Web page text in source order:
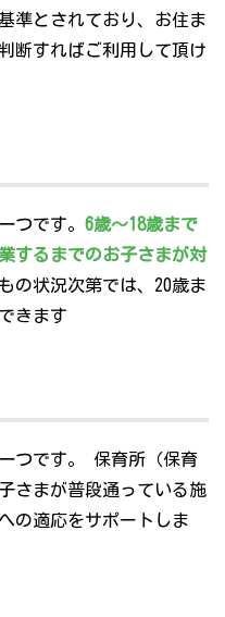
準とされており、お住ま
断すればご利用して頂け
つです。 6歳～18歳まで
するまでのお子さまが対
の状況次第では、20歳ま
きます
つです。 保育所（保育
さまが普段通っている施
の適応をサポートしま